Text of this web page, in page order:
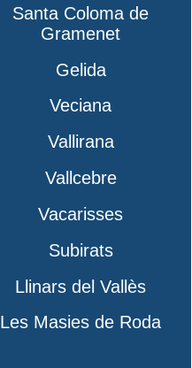
Santa Coloma de
Gramenet
Gelida
Veciana
Vallirana
Vallcebre
Vacarisses
Subirats
Llinars del Vallès
Les Masies de Roda